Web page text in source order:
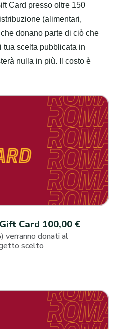
Card presso oltre 150
(alimentari,
donano parte di ciò che
tua scelta pubblicata in
nulla in più. Il costo è
Card 100,00 €
verranno donati al
scelto